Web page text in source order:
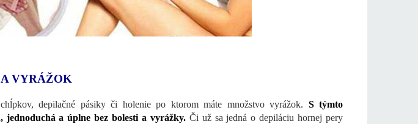
VYRÁŽOK
depilačné pásiky či holenie po ktorom máte množstvo vyrážok. S týmto
jednoduchá a úplne bez bolesti a vyrážky. Či už sa jedná o depiláciu hornej pery